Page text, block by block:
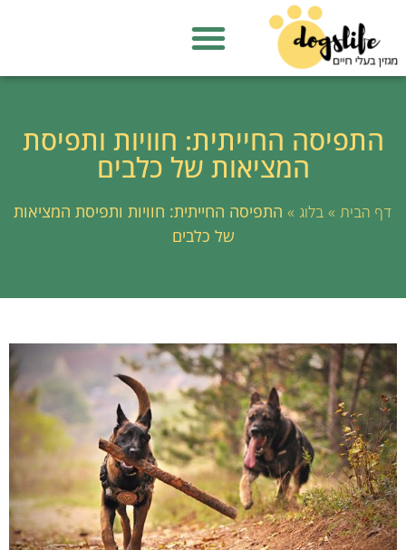
התפיסה החייתית: חוויות ותפיסת
המציאות של כלבים
דף הבית » בלוג » התפיסה החייתית: חוויות ותפיסת המציאות
של כלבים